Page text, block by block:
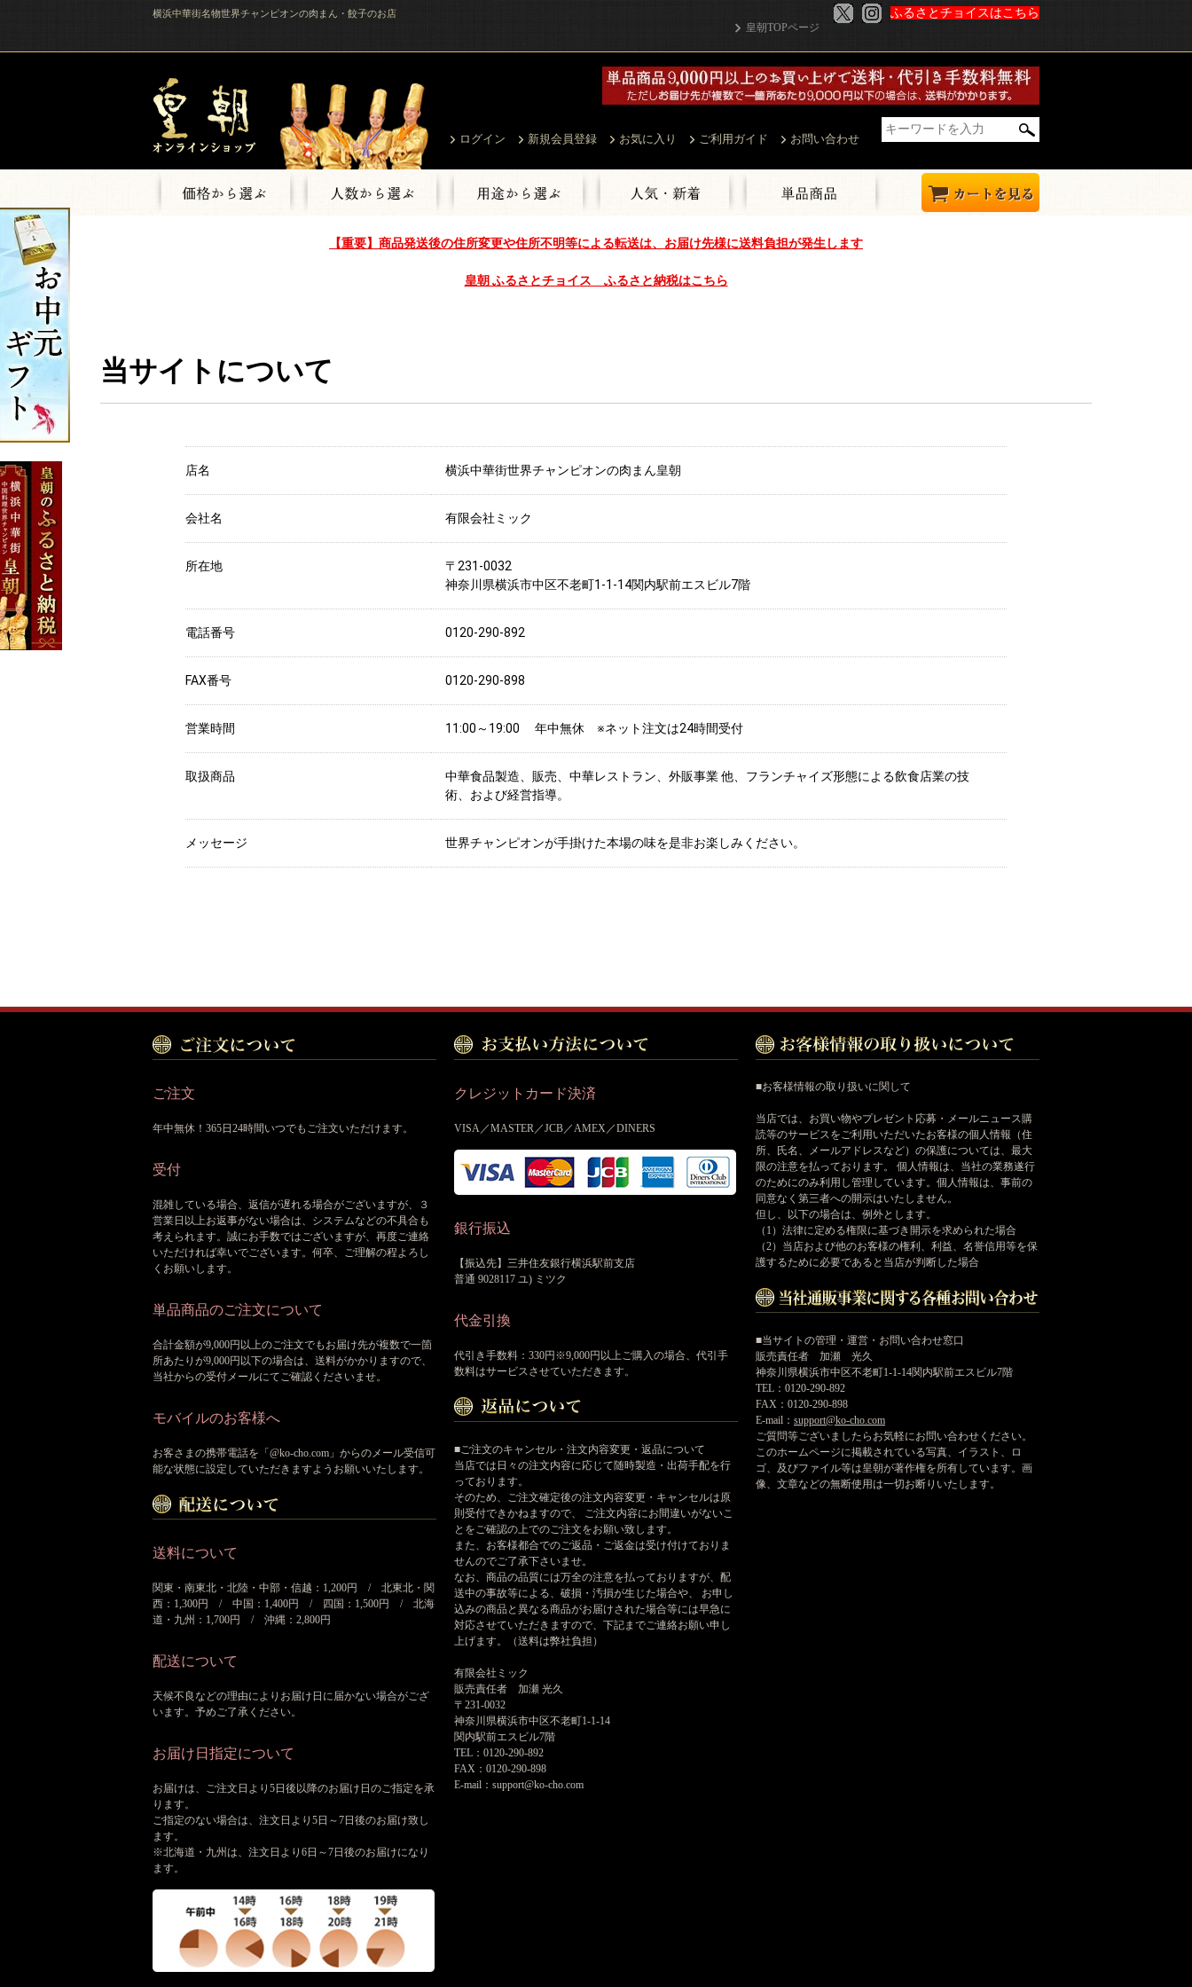
横浜中華街名物世界チャンピオンの肉まん・餃子のお店
皇朝TOPページ
ふるさとチョイスはこちら
ログイン 新規会員登録 お気に入り ご利用ガイド お問い合わせ
【重要】商品発送後の住所変更や住所不明等による転送は、お届け先様に送料負担が発生します
皇朝 ふるさとチョイス ふるさと納税はこちら
当サイトについて
店名 横浜中華街世界チャンピオンの肉まん皇朝
会社名 有限会社ミック
所在地
〒231-0032
神奈川県横浜市中区不老町1-1-14関内駅前エスビル7階
電話番号 0120-290-892
FAX番号 0120-290-898
営業時間 11:00～19:00 年中無休 ※ネット注文は24時間受付
取扱商品
中華食品製造、販売、中華レストラン、外販事業 他、フランチャイズ形態による飲食店業の技
術、および経営指導。
メッセージ 世界チャンピオンが手掛けた本場の味を是非お楽しみください。
ご注文
年中無休！365日24時間いつでもご注文いただけます。
受付
混雑している場合、返信が遅れる場合がございますが、３
営業日以上お返事がない場合は、システムなどの不具合も
考えられます。誠にお手数ではございますが、再度ご連絡
いただければ幸いでございます。何卒、ご理解の程よろし
くお願いします。
単品商品のご注文について
合計金額が9,000円以上のご注文でもお届け先が複数で一箇
所あたりが9,000円以下の場合は、送料がかかりますので、
当社からの受付メールにてご確認くださいませ。
モバイルのお客様へ
お客さまの携帯電話を「@ko-cho.com」からのメール受信可
能な状態に設定していただきますようお願いいたします。
送料について
関東・南東北・北陸・中部・信越：1,200円 / 北東北・関
西：1,300円 / 中国：1,400円 / 四国：1,500円 / 北海
道・九州：1,700円 / 沖縄：2,800円
配送について
天候不良などの理由によりお届け日に届かない場合がござ
います。予めご了承ください。
お届け日指定について
お届けは、ご注文日より5日後以降のお届け日のご指定を承
ります。
ご指定のない場合は、注文日より5日～7日後のお届け致し
ます。
※北海道・九州は、注文日より6日～7日後のお届けになり
ます。
クレジットカード決済
VISA／MASTER／JCB／AMEX／DINERS
銀行振込
【振込先】三井住友銀行横浜駅前支店
普通 9028117 ユ) ミツク
代金引換
代引き手数料：330円※9,000円以上ご購入の場合、代引手
数料はサービスさせていただきます。
■ご注文のキャンセル・注文内容変更・返品について
当店では日々の注文内容に応じて随時製造・出荷手配を行
っております。
そのため、ご注文確定後の注文内容変更・キャンセルは原
則受付できかねますので、 ご注文内容にお間違いがないこ
とをご確認の上でのご注文をお願い致します。
また、お客様都合でのご返品・ご返金は受け付けておりま
せんのでご了承下さいませ。
なお、商品の品質には万全の注意を払っておりますが、配
送中の事故等による、破損・汚損が生じた場合や、 お申し
込みの商品と異なる商品がお届けされた場合等には早急に
対応させていただきますので、下記までご連絡お願い申し
上げます。（送料は弊社負担）
有限会社ミック
販売責任者 加瀬 光久
〒231-0032
神奈川県横浜市中区不老町1-1-14
関内駅前エスビル7階
TEL：0120-290-892
FAX：0120-290-898
E-mail：support@ko-cho.com
■お客様情報の取り扱いに関して
当店では、お買い物やプレゼント応募・メールニュース購
読等のサービスをご利用いただいたお客様の個人情報（住
所、氏名、メールアドレスなど）の保護については、最大
限の注意を払っております。 個人情報は、当社の業務遂行
のためにのみ利用し管理しています。個人情報は、事前の
同意なく第三者への開示はいたしません。
但し、以下の場合は、例外とします。
（1）法律に定める権限に基づき開示を求められた場合
（2）当店および他のお客様の権利、利益、名誉信用等を保
護するために必要であると当店が判断した場合
■当サイトの管理・運営・お問い合わせ窓口
販売責任者 加瀬 光久
神奈川県横浜市中区不老町1-1-14関内駅前エスビル7階
TEL：0120-290-892
FAX：0120-290-898
E-mail： support@ko-cho.com
ご質問等ございましたらお気軽にお問い合わせください。
このホームページに掲載されている写真、イラスト、ロ
ゴ、及びファイル等は皇朝が著作権を所有しています。画
像、文章などの無断使用は一切お断りいたします。